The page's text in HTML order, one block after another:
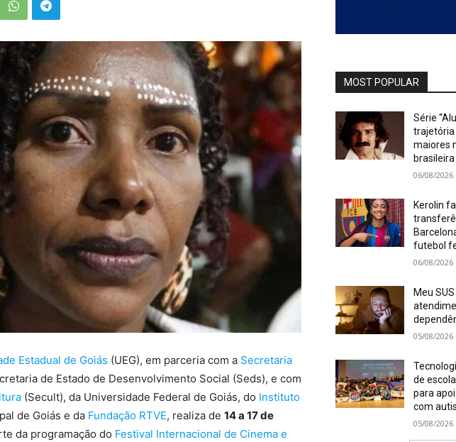
Estadual de Goiás (UEG), em parceria com a Secretaria
de Estado de Desenvolvimento Social (Seds), e com
(Secult), da Universidade Federal de Goiás, do Instituto
de Goiás e da Fundação RTVE, realiza de 14 a 17 de
da programação do Festival Internacional de Cinema e
MOST POPULAR
Série
trajetória
maiores
brasileira
06/08/2026
Kerolin
futebol
06/08/2026
Meu
05/08/2026
de
para
com
05/08/2026